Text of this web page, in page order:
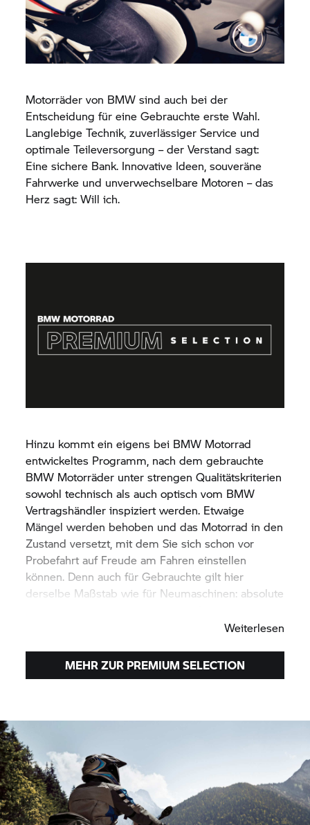
Motorräder von BMW sind auch bei der
Entscheidung für eine Gebrauchte erste Wahl.
Langlebige Technik, zuverlässiger Service und
optimale Teileversorgung – der Verstand sagt:
Eine sichere Bank. Innovative Ideen, souveräne
Fahrwerke und unverwechselbare Motoren – das
Herz sagt: Will ich.
Hinzu kommt ein eigens bei BMW Motorrad
entwickeltes Programm, nach dem gebrauchte
BMW Motorräder unter strengen Qualitätskriterien
sowohl technisch als auch optisch vom BMW
Vertragshändler inspiziert werden. Etwaige
Mängel werden behoben und das Motorrad in den
Zustand versetzt, mit dem Sie sich schon vor
Probefahrt auf Freude am Fahren einstellen
können. Denn auch für Gebrauchte gilt hier
derselbe Maßstab wie für Neumaschinen: absolute
Weiterlesen
MEHR ZUR PREMIUM SELECTION